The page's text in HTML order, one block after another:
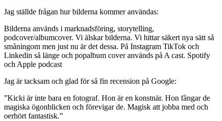
Jag ställde frågan hur bilderna kommer användas:
Bilderna används i marknadsföring, storytelling,
podcover/albumcover. Vi älskar bilderna. Vi hittar säkert nya sätt så
småningom men just nu är det dessa. På Instagram TikTok och
Linkedin så länge och popalbum cover används på A cast. Spotify
och Apple podcast
Jag är tacksam och glad för så fin recension på Google:
”Kicki är inte bara en fotograf. Hon är en konstnär. Hon fångar de
magiska ögonblicken och förevigar de. Magisk att jobba med och
oerhört fantastisk.”